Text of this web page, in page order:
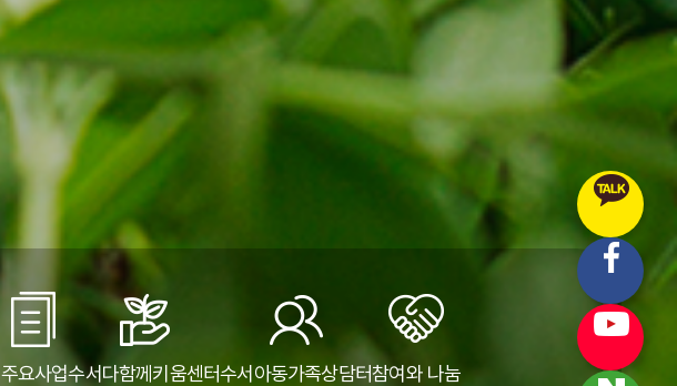
주요사업수서다함께키움센터수서아동가족상담터참여와 나눔